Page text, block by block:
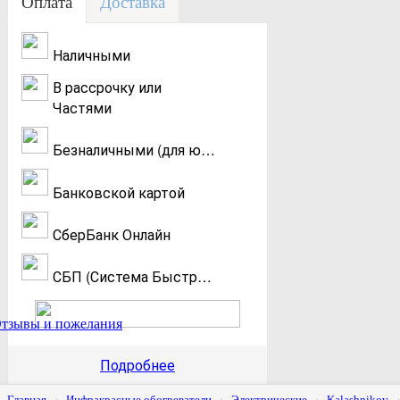
Наличными
В рассрочку или
Частями
Безналичными (для юр. и физ. лиц)
Банковской картой
СберБанк Онлайн
СБП (Система Быстрых Платежей)
Подробнее